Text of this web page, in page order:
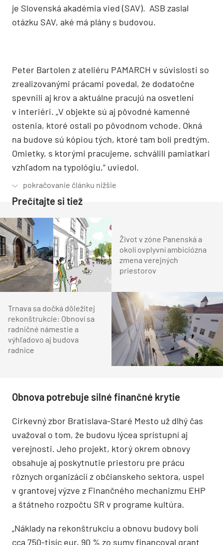
je Slovenská akadémia vied (SAV). ASB zaslal
otázku SAV, aké má plány s budovou.
Peter Bartolen z ateliéru PAMARCH v súvislosti so
zrealizovanými prácami povedal, že dodatočne
spevnili aj krov a aktuálne pracujú na osvetlení
v interiéri. „V objekte sú aj pôvodné kamenné
ostenia, ktoré ostali po pôvodnom vchode. Okná
na budove sú kópiou tých, ktoré tam boli predtým.
Omietky, s ktorými pracujeme, schválili pamiatkari
vzhľadom na typológiu,“ uviedol.
Prečítajte si tiež
Život v zóne Panenská a
okolí ovplyvní ambiciózna
zmena verejných
priestorov
Trnava sa dočká dôležitej
rekonštrukcie: Obnoví sa
radničné námestie a
výhľadovo aj budova
radnice
Obnova potrebuje silné finančné krytie
Cirkevný zbor Bratislava-Staré Mesto už dlhý čas
uvažoval o tom, že budovu lýcea sprístupní aj
verejnosti. Jeho projekt, ktorý okrem obnovy
obsahuje aj poskytnutie priestoru pre prácu
rôznych organizácií z občianskeho sektora, uspel
v grantovej výzve z Finančného mechanizmu EHP
a štátneho rozpočtu SR v programe kultúra.
„Náklady na rekonštrukciu a obnovu budovy boli
cca 750-tisíc eur, 90 % zo sumy financoval grant